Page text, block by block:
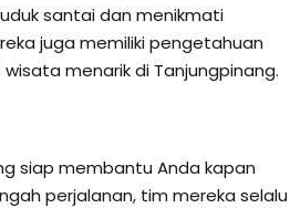
santai dan menikmati
juga memiliki pengetahuan
menarik di Tanjungpinang.
siap membantu Anda kapan
perjalanan, tim mereka selalu